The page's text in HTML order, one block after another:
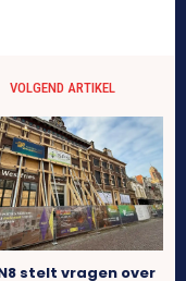
VOLGEND ARTIKEL
stelt vragen over